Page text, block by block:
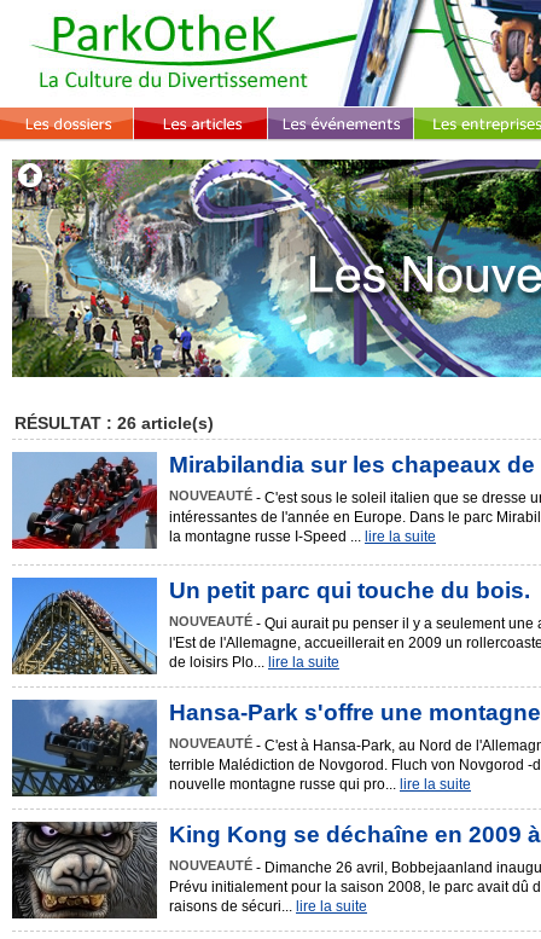
RÉSULTAT : 26 article(s)
Mirabilandia sur les chapeaux de
NOUVEAUTÉ - C'est sous le soleil italien que se dresse
intéressantes de l'année en Europe. Dans le parc
la montagne russe I-Speed ... lire la suite
Un petit parc qui touche du bois.
NOUVEAUTÉ - Qui aurait pu penser il y a seulement
l'Est de l'Allemagne, accueillerait en 2009 un
de loisirs Plo... lire la suite
Hansa-Park s'offre une
NOUVEAUTÉ - C'est à Hansa-Park, au Nord de
terrible Malédiction de Novgorod. Fluch von Novgorod -
nouvelle montagne russe qui pro... lire la suite
King Kong se déchaîne en 2009
NOUVEAUTÉ - Dimanche 26 avril, Bobbejaanland
Prévu initialement pour la saison 2008, le parc avait dû
raisons de sécuri... lire la suite